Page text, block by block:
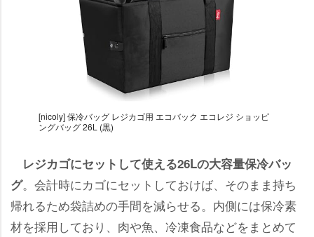
[nicoly] 保冷バッグ レジカゴ用 エコバック エコレジ ショッピ
ングバッグ 26L (黒)
レジカゴにセットして使える26Lの大容量保冷バッ
グ。会計時にカゴにセットしておけば、そのまま持ち
帰れるため袋詰めの手間を減らせる。内側には保冷素
材を採用しており、肉や魚、冷凍食品などをまとめて